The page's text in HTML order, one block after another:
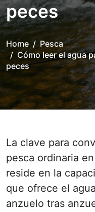
peces
Home
Pesca
Cómo leer el agua
peces
La clave para convertir una jornada de
pesca ordinaria
reside en la
que ofrece el
anzuelo tras